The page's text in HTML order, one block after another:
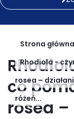
Strona główna
Rhodiola -
rosea –
różeń...
co
rosea –